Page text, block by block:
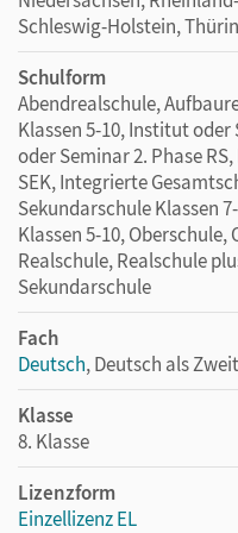
Schleswig-Holstein,
Schulform
Abendrealschule,
Klassen 5-10, Institut oder
oder Seminar 2. Phase
SEK, Integrierte
Sekundarschule Klassen
Klassen 5-10, Oberschule,
Realschule, Realschule
Sekundarschule
Fach
Deutsch, Deutsch als
Klasse
8. Klasse
Lizenzform
Einzellizenz EL